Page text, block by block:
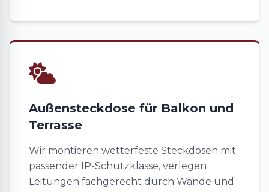
Außensteckdose für Balkon und
Terrasse
Wir montieren wetterfeste Steckdosen mit
passender IP-Schutzklasse, verlegen
Leitungen fachgerecht durch Wände und